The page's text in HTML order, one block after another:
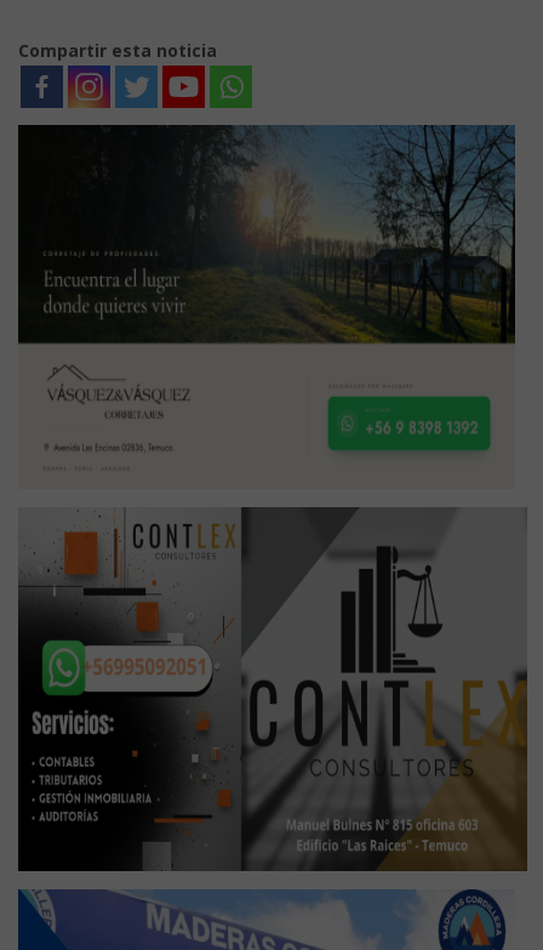
Compartir esta noticia